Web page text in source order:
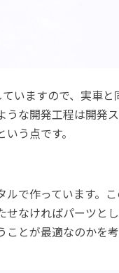
いますので、実車
うな開発工程は開発
う点です。
ルで作っています。
せなければパーツと
とが最適なのかを